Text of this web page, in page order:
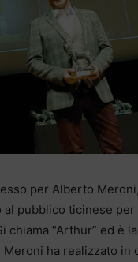
per Alberto
al pubblico ticinese
chiama “Arthur” ed è
Meroni ha realizzato in